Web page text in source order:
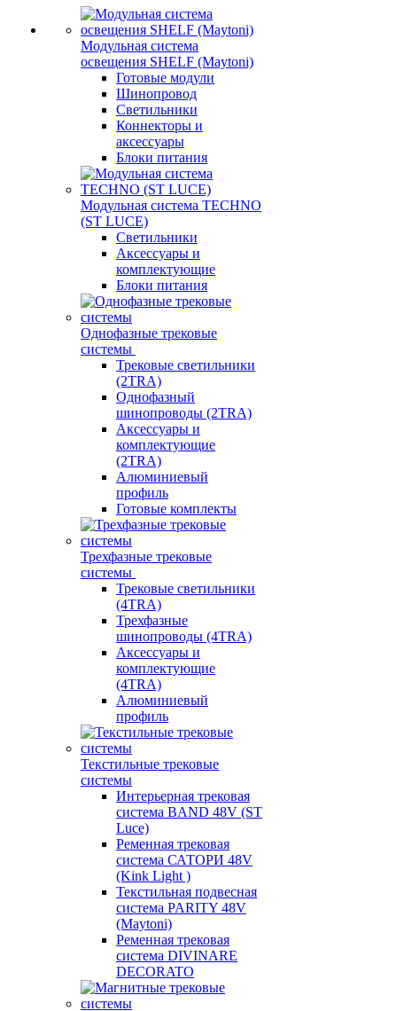
Модульная система
освещения SHELF (Maytoni)
Готовые модули
Шинопровод
Светильники
Коннекторы и
аксессуары
Блоки питания
Модульная система TECHNO
(ST LUCE)
Светильники
Аксессуары и
комплектующие
Блоки питания
Однофазные трековые
системы
Трековые светильники
(2TRA)
Однофазный
шинопроводы (2TRA)
Аксессуары и
комплектующие
(2TRA)
Алюминиевый
профиль
Готовые комплекты
Трехфазные трековые
системы
Трековые светильники
(4TRA)
Трехфазные
шинопроводы (4TRA)
Аксессуары и
комплектующие
(4TRA)
Алюминиевый
профиль
Текстильные трековые
системы
Интерьерная трековая
система BAND 48V (ST
Luce)
Ременная трековая
система САТОРИ 48V
(Kink Light )
Текстильная подвесная
система PARITY 48V
(Maytoni)
Ременная трековая
система DIVINARE
DECORATO